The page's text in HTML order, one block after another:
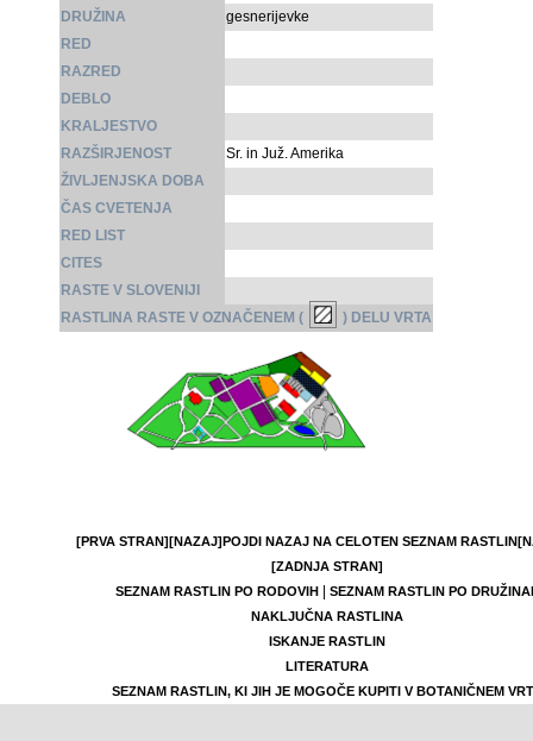
DRUŽINA
gesnerijevke
RED
RAZRED
DEBLO
KRALJESTVO
RAZŠIRJENOST
Sr. in Juž. Amerika
ŽIVLJENJSKA DOBA
ČAS CVETENJA
RED LIST
CITES
RASTE V SLOVENIJI
RASTLINA RASTE V OZNAČENEM (
) DELU VRTA
[PRVA STRAN][NAZAJ]POJDI NAZAJ NA CELOTEN SEZNAM RASTLIN
[ZADNJA STRAN]
SEZNAM RASTLIN PO RODOVIH|
SEZNAM RASTLIN PO
NAKLJUČNA RASTLINA
ISKANJE RASTLIN
LITERATURA
SEZNAM RASTLIN, KI JIH JE MOGOČE KUPITI V BOTANIČNEM